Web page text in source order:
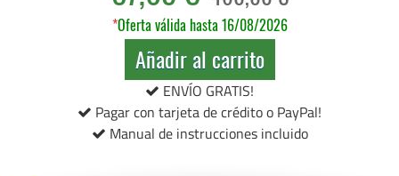
*Oferta válida hasta 16/08/2026
Añadir al carrito
ENVÍO GRATIS!
Pagar con tarjeta de crédito o PayPal!
Manual de instrucciones incluido